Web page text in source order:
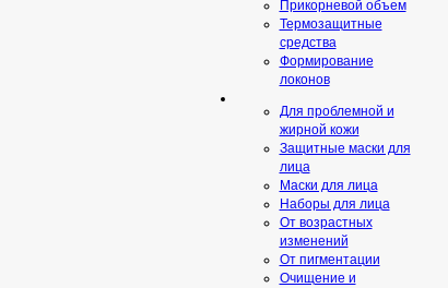
Прикорневой объем
Термозащитные
средства
Формирование
локонов
Для проблемной и
жирной кожи
Защитные маски для
лица
Маски для лица
Наборы для лица
От возрастных
изменений
От пигментации
Очищение и